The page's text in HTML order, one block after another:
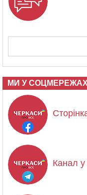
МИ У СОЦМЕРЕЖАХ
Канал у